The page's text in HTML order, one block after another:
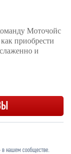
Моточойс
приобрести
и
нашем сообществе.